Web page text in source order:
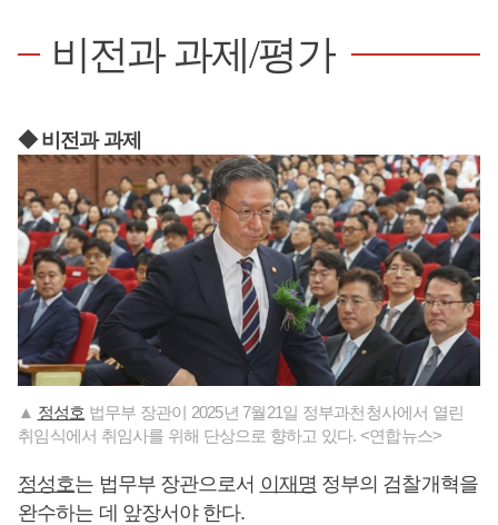
비전과 과제/평가
◆ 비전과 과제
▲ 정성호 법무부 장관이 2025년 7월21일 정부과천청사에서 열린
취임식에서 취임사를 위해 단상으로 향하고 있다. <연합뉴스>
정성호는 법무부 장관으로서 이재명 정부의 검찰개혁을
완수하는 데 앞장서야 한다.